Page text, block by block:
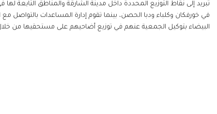
تبريد إلى نقاط التوزيع المحددة داخل مدينة الشارقة والمناطق التابعة
في خورفكان وكلباء ودبا الحصن، بينما تقوم إدارة المساعدات
البيضاء بتوكيل الجمعية عنهم في توزيع أضاحيهم على مستحقيها من